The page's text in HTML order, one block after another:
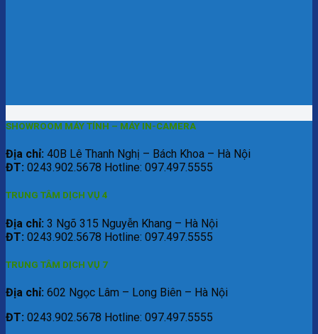
SHOWROOM MÁY TÍNH – MÁY IN-CAMERA
Địa chỉ: 40B Lê Thanh Nghị – Bách Khoa – Hà Nội
ĐT: 0243.902.5678 Hotline: 097.497.5555
TRUNG TÂM DỊCH VỤ 4
Địa chỉ: 3 Ngõ 315 Nguyễn Khang – Hà Nội
ĐT: 0243.902.5678 Hotline: 097.497.5555
TRUNG TÂM DỊCH VỤ 7
Địa chỉ: 602 Ngọc Lâm – Long Biên – Hà Nội
ĐT: 0243.902.5678 Hotline: 097.497.5555